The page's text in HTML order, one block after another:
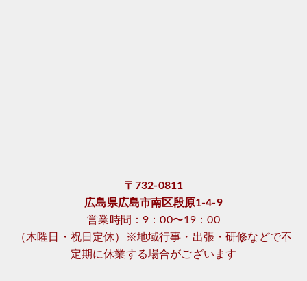
〒732-0811
広島県広島市南区段原1-4-9
営業時間：9：00〜19：00
（木曜日・祝日定休）※地域行事・出張・研修などで不
定期に休業する場合がございます